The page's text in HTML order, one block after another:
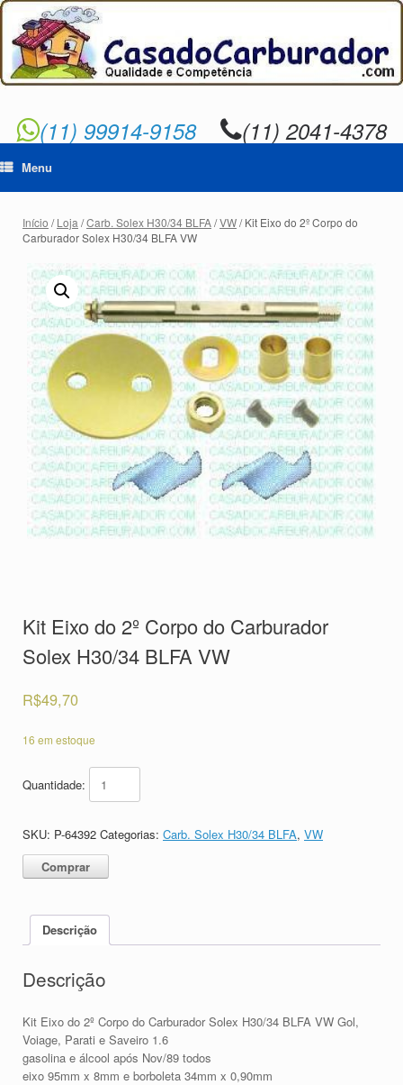
Skip
content
(11) 99914-9158 (11) 2041-4378
Menu
Início /Loja /Carb. Solex H30/34 BLFA/VW/ Kit Eixo do 2º Corpo do
Carburador Solex H30/34 BLFA VW
Kit Eixo do 2º Corpo do Carburador
Solex H30/34 BLFA VW
R$49,70
16 em estoque
Quantidade:
Comprar
SKU: P-64392 Categorias: Carb. Solex H30/34 BLFA, VW
Descrição
Descrição
Kit Eixo do 2º Corpo do Carburador Solex H30/34 BLFA VW Gol,
Voiage, Parati e Saveiro 1.6
gasolina e álcool após Nov/89 todos
eixo 95mm x 8mm e borboleta 34mm x 0,90mm